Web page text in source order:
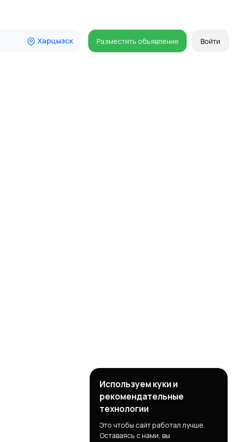
Харцызск Разместить объявление Войти
Используем куки и
рекомендательные
технологии
Это чтобы сайт работал лучше.
Оставаясь с нами, вы